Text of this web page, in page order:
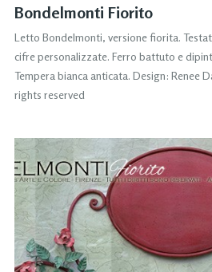
Bondelmonti Fiorito
Letto Bondelmonti, versione fiorita.
cifre personalizzate. Ferro battuto e
Tempera bianca anticata. Design: Renee
rights reserved